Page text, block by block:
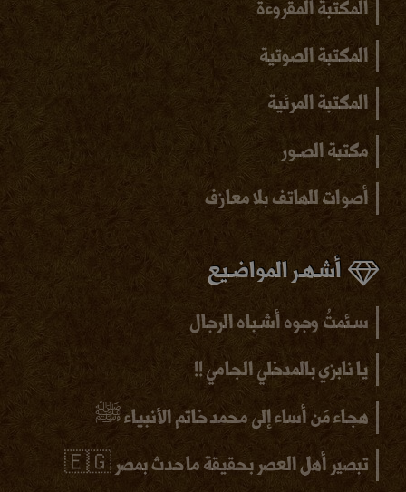
المكتبة المقروءة
المكتبة الصوتية
المكتبة المرئية
مكتبة الصـور
أصوات للهاتف بلامعازف
أشـهـر المواضـيع
سـئمتُ وجوه أشـباه الرجال
يا نابزي بالمدخلي الجامي !!
هجاء مَن أساء إلى محمد خاتم الأنبياء ﷺ
تبصير أهل العصر بحقيقة ما حدث بمصر 🇪🇬